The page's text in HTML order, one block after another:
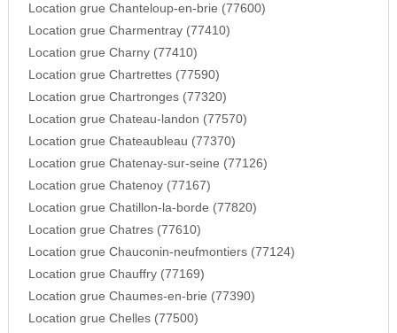
Location grue Chanteloup-en-brie (77600)
Location grue Charmentray (77410)
Location grue Charny (77410)
Location grue Chartrettes (77590)
Location grue Chartronges (77320)
Location grue Chateau-landon (77570)
Location grue Chateaubleau (77370)
Location grue Chatenay-sur-seine (77126)
Location grue Chatenoy (77167)
Location grue Chatillon-la-borde (77820)
Location grue Chatres (77610)
Location grue Chauconin-neufmontiers (77124)
Location grue Chauffry (77169)
Location grue Chaumes-en-brie (77390)
Location grue Chelles (77500)